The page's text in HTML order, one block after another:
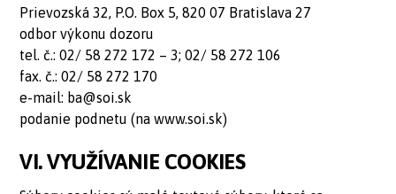
Prievozská 32, P.O. Box 5, 820 07 Bratislava 27
odbor výkonu dozoru
tel. č.: 02/ 58 272 172 – 3; 02/ 58 272 106
fax. č.: 02/ 58 272 170
e-mail: ba@soi.sk
podanie podnetu (na www.soi.sk)
VI. VYUŽÍVANIE COOKIES